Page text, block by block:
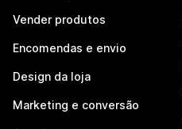
Vender produtos
Encomendas e envio
Design da loja
Marketing e conversão